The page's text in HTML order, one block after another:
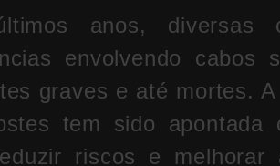
anos, diversas
envolvendo cabos
graves e até mortes.
tem sido apontada
riscos e